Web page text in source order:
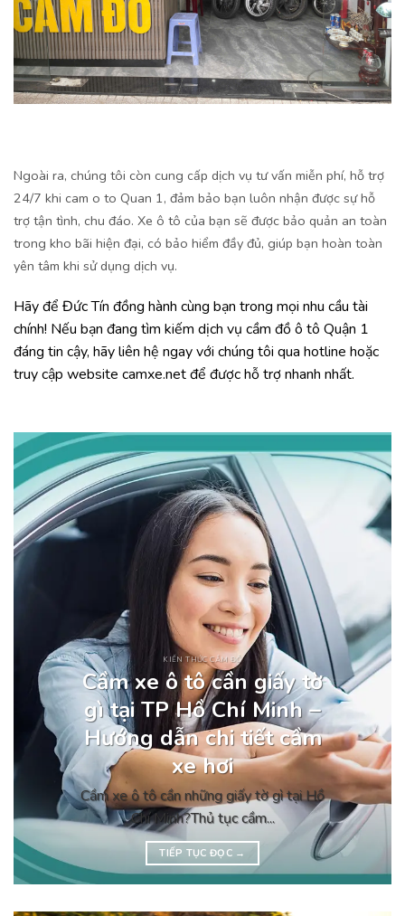
Ngoài ra, chúng tôi còn cung cấp dịch vụ tư vấn miễn phí, hỗ trợ
24/7 khi cam o to Quan 1, đảm bảo bạn luôn nhận được sự hỗ
trợ tận tình, chu đáo. Xe ô tô của bạn sẽ được bảo quản an toàn
trong kho bãi hiện đại, có bảo hiểm đầy đủ, giúp bạn hoàn toàn
yên tâm khi sử dụng dịch vụ.
Hãy để Đức Tín đồng hành cùng bạn trong mọi nhu cầu tài
chính! Nếu bạn đang tìm kiếm dịch vụ cầm đồ ô tô Quận 1
đáng tin cậy, hãy liên hệ ngay với chúng tôi qua hotline hoặc
truy cập website camxe.net để được hỗ trợ nhanh nhất.
KIẾN THỨC CẦM ĐỒ
Cầm xe ô tô cần giấy tờ
gì tại TP Hồ Chí Minh –
Hướng dẫn chi tiết cầm
xe hơi
Cầm xe ô tô cần những giấy tờ gì tại Hồ
Chí Minh?Thủ tục cầm...
TIẾP TỤC ĐỌC →